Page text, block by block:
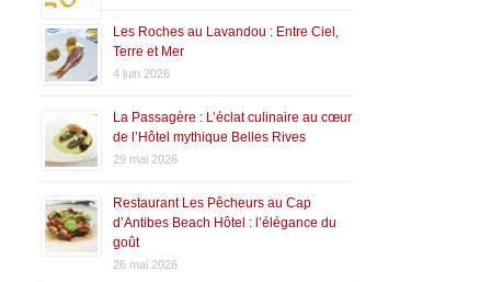
Les Roches au Lavandou : Entre Ciel,
Terre et Mer
4 juin 2026
La Passagère : L’éclat culinaire au cœur
de l’Hôtel mythique Belles Rives
29 mai 2026
Restaurant Les Pêcheurs au Cap
d’Antibes Beach Hôtel : l’élégance du
goût
26 mai 2026